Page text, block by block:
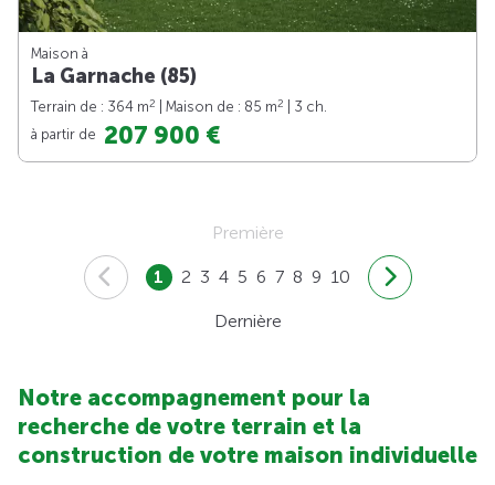
Maison à
La Garnache (85)
Terrain de : 364 m2 | Maison de : 85 m2
| 3 ch.
à partir de 207 900 €
Première
1 2 3 4 5 6 7 8 9 10
Dernière
Notre accompagnement pour la
recherche de votre terrain et la
construction de votre maison individuelle